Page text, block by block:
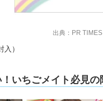
出典：PR TIMES
）
いちごメイト必見